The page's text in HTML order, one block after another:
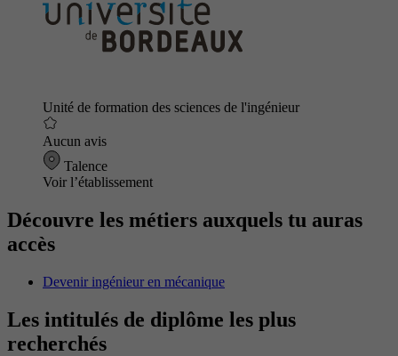
Unité de formation des sciences de l'ingénieur
Aucun avis
Talence
Voir l’établissement
Découvre les métiers auxquels tu auras
accès
Devenir ingénieur en mécanique
Les intitulés de diplôme les plus
recherchés